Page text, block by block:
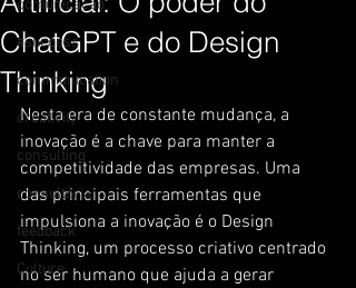
comunicação
#success
communication
creativity
consulting
consultoria
feedback
Culture
ChatGPT e do Design
Thinking
Nesta era de constante mudança, a
inovação é a chave para manter a
competitividade das empresas. Uma
das principais ferramentas que
impulsiona a inovação é o Design
Thinking, um processo criativo centrado
no ser humano que ajuda a gerar